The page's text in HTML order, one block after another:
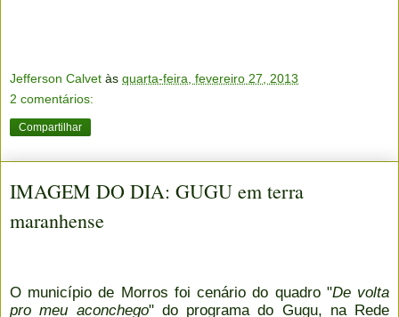
Jefferson Calvet às quarta-feira, fevereiro 27, 2013
2 comentários:
Compartilhar
IMAGEM DO DIA: GUGU em terra
maranhense
O município de Morros foi cenário do quadro "De volta
pro meu aconchego" do programa do Gugu, na Rede